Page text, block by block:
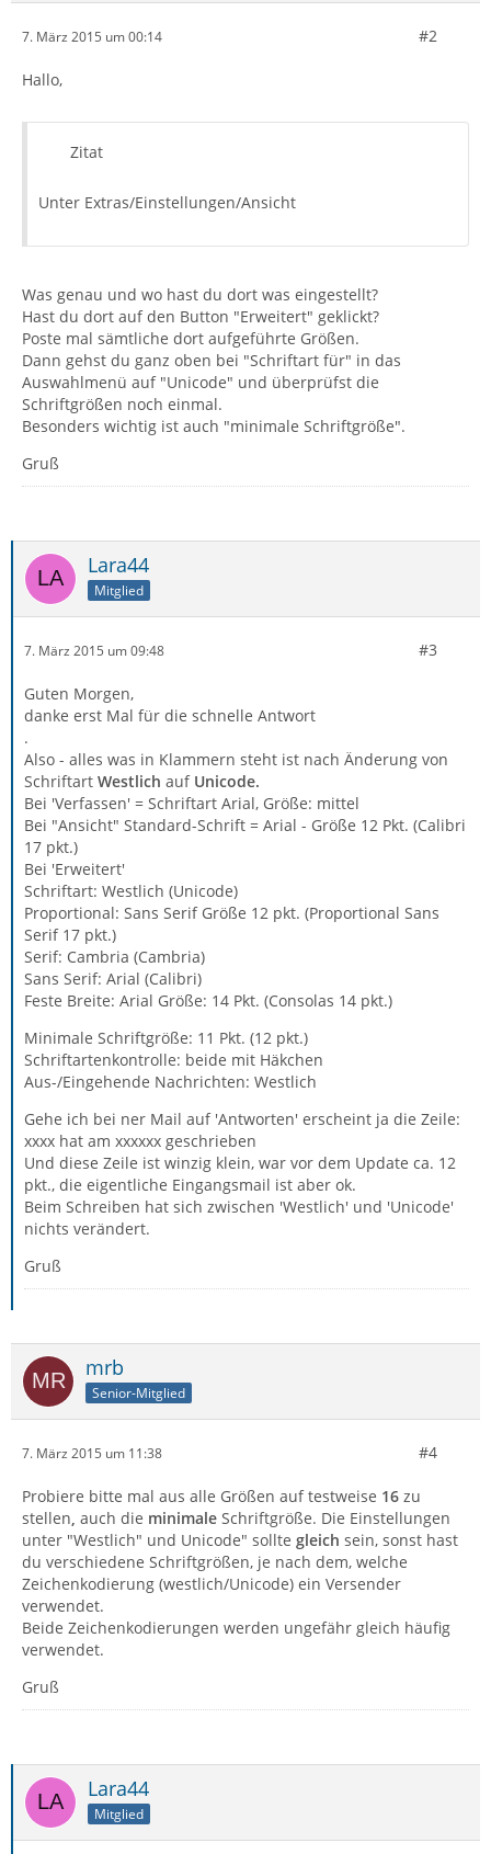
7. März 2015 um 00:14 #2
Hallo,
Zitat
Unter Extras/Einstellungen/Ansicht
Was genau und wo hast du dort was eingestellt?
Hast du dort auf den Button "Erweitert" geklickt?
Poste mal sämtliche dort aufgeführte Größen.
Dann gehst du ganz oben bei "Schriftart für" in das
Auswahlmenü auf "Unicode" und überprüfst die
Schriftgrößen noch einmal.
Besonders wichtig ist auch "minimale Schriftgröße".
Gruß
Lara44
Mitglied
7. März 2015 um 09:48 #3
Guten Morgen,
danke erst Mal für die schnelle Antwort
.
Also - alles was in Klammern steht ist nach Änderung von
Schriftart Westlich aufUnicode.
Bei 'Verfassen' = Schriftart Arial, Größe: mittel
Bei "Ansicht" Standard-Schrift = Arial - Größe 12 Pkt. (Calibri
17 pkt.)
Bei 'Erweitert'
Schriftart: Westlich (Unicode)
Proportional: Sans Serif Größe 12 pkt. (Proportional Sans
Serif 17 pkt.)
Serif: Cambria (Cambria)
Sans Serif: Arial (Calibri)
Feste Breite: Arial Größe: 14 Pkt. (Consolas 14 pkt.)
Minimale Schriftgröße: 11 Pkt. (12 pkt.)
Schriftartenkontrolle: beide mit Häkchen
Aus-/Eingehende Nachrichten: Westlich
Gehe ich bei ner Mail auf 'Antworten' erscheint ja die Zeile:
xxxx hat am xxxxxx geschrieben
Und diese Zeile ist winzig klein, war vor dem Update ca. 12
pkt., die eigentliche Eingangsmail ist aber ok.
Beim Schreiben hat sich zwischen 'Westlich' und 'Unicode'
nichts verändert.
Gruß
mrb
Senior-Mitglied
7. März 2015 um 11:38 #4
Probiere bitte mal aus alle Größen auf testweise 16 zu
stellen, auch die minimale Schriftgröße. Die Einstellungen
unter "Westlich" und Unicode" sollte gleich sein, sonst hast
du verschiedene Schriftgrößen, je nach dem, welche
Zeichenkodierung (westlich/Unicode) ein Versender
verwendet.
Beide Zeichenkodierungen werden ungefähr gleich häufig
verwendet.
Gruß
Lara44
Mitglied